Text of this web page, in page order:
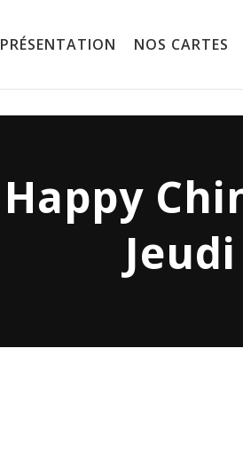
PRÉSENTATION NOS CARTES
Happy